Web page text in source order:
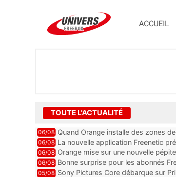
ACCUEIL
TOUTE L'ACTUALITÉ
06/08 Quand Orange installe des zones
06/08 La nouvelle application Freenetic
abonnés Freebox, testez la
06/08 Orange mise sur une nouvelle pépite
06/08 Bonne surprise pour les abonnés
inclus
05/08 Sony Pictures Core débarque sur